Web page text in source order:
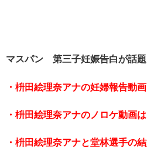
マスパン 第三子妊娠告白が話題
・枡田絵理奈アナの妊婦報告動
・枡田絵理奈アナのノロケ動画は
・枡田絵理奈アナと堂林選手の